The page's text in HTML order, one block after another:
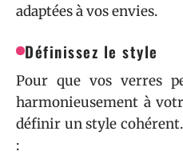
adaptées à vos envies.
Définissez le style
Pour que vos verres
harmonieusement à
définir un style
: